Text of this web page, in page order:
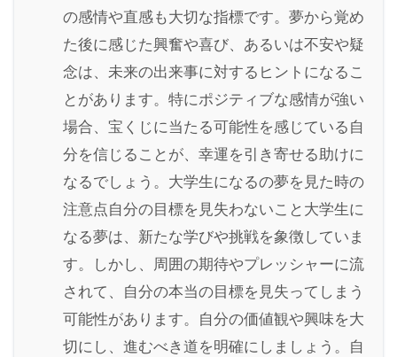
の感情や直感も大切な指標です。夢から覚め
た後に感じた興奮や喜び、あるいは不安や疑
念は、未来の出来事に対するヒントになるこ
とがあります。特にポジティブな感情が強い
場合、宝くじに当たる可能性を感じている自
分を信じることが、幸運を引き寄せる助けに
なるでしょう。大学生になるの夢を見た時の
注意点自分の目標を見失わないこと大学生に
なる夢は、新たな学びや挑戦を象徴していま
す。しかし、周囲の期待やプレッシャーに流
されて、自分の本当の目標を見失ってしまう
可能性があります。自分の価値観や興味を大
切にし、進むべき道を明確にしましょう。自